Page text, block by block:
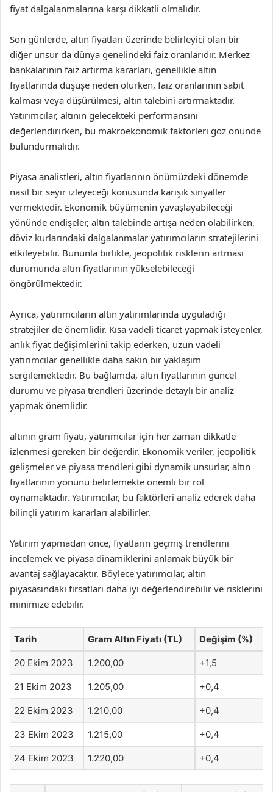
fiyat dalgalanmalarına karşı dikkatli olmalıdır.
Son günlerde, altın fiyatları üzerinde belirleyici olan bir
diğer unsur da dünya genelindeki faiz oranlarıdır. Merkez
bankalarının faiz artırma kararları, genellikle altın
fiyatlarında düşüşe neden olurken, faiz oranlarının sabit
kalması veya düşürülmesi, altın talebini artırmaktadır.
Yatırımcılar, altının gelecekteki performansını
değerlendirirken, bu makroekonomik faktörleri göz önünde
bulundurmalıdır.
Piyasa analistleri, altın fiyatlarının önümüzdeki dönemde
nasıl bir seyir izleyeceği konusunda karışık sinyaller
vermektedir. Ekonomik büyümenin yavaşlayabileceği
yönünde endişeler, altın talebinde artışa neden olabilirken,
döviz kurlarındaki dalgalanmalar yatırımcıların stratejilerini
etkileyebilir. Bununla birlikte, jeopolitik risklerin artması
durumunda altın fiyatlarının yükselebileceği
öngörülmektedir.
Ayrıca, yatırımcıların altın yatırımlarında uyguladığı
stratejiler de önemlidir. Kısa vadeli ticaret yapmak isteyenler,
anlık fiyat değişimlerini takip ederken, uzun vadeli
yatırımcılar genellikle daha sakin bir yaklaşım
sergilemektedir. Bu bağlamda, altın fiyatlarının güncel
durumu ve piyasa trendleri üzerinde detaylı bir analiz
yapmak önemlidir.
altının gram fiyatı, yatırımcılar için her zaman dikkatle
izlenmesi gereken bir değerdir. Ekonomik veriler, jeopolitik
gelişmeler ve piyasa trendleri gibi dynamik unsurlar, altın
fiyatlarının yönünü belirlemekte önemli bir rol
oynamaktadır. Yatırımcılar, bu faktörleri analiz ederek daha
bilinçli yatırım kararları alabilirler.
Yatırım yapmadan önce, fiyatların geçmiş trendlerini
incelemek ve piyasa dinamiklerini anlamak büyük bir
avantaj sağlayacaktır. Böylece yatırımcılar, altın
piyasasındaki fırsatları daha iyi değerlendirebilir ve risklerini
minimize edebilir.
Tarih Gram Altın Fiyatı (TL) Değişim (%)
20 Ekim 2023 1.200,00 +1,5
21 Ekim 2023 1.205,00 +0,4
22 Ekim 2023 1.210,00 +0,4
23 Ekim 2023 1.215,00 +0,4
24 Ekim 2023 1.220,00 +0,4